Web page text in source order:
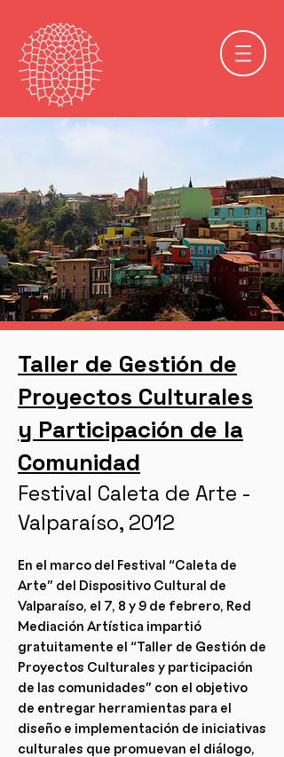
Taller de Gestión de
Proyectos Culturales
y Participación de la
Comunidad
Festival Caleta de Arte -
Valparaíso, 2012
En el marco del Festival “Caleta de
Arte” del Dispositivo Cultural de
Valparaíso, el 7, 8 y 9 de febrero, Red
Mediación Artística impartió
gratuitamente el “Taller de Gestión de
Proyectos Culturales y participación
de las comunidades” con el objetivo
de entregar herramientas para el
diseño e implementación de iniciativas
culturales que promuevan el diálogo,